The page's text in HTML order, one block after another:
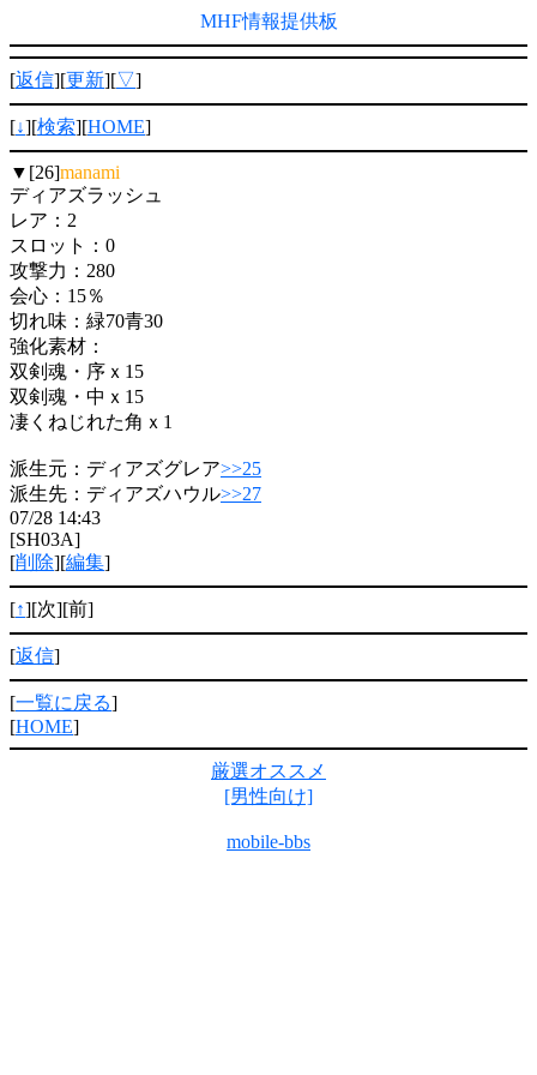
MHF情報提供板
[返信][更新][▽]
[↓][検索][HOME]
▼[26]manami
ディアズラッシュ
レア：2
スロット：0
攻撃力：280
会心：15％
切れ味：緑70青30
強化素材：
双剣魂・序ｘ15
双剣魂・中ｘ15
凄くねじれた角ｘ1
派生元：ディアズグレア>>25
派生先：ディアズハウル>>27
07/28 14:43
[SH03A]
[削除][編集]
[↑][次][前]
[返信]
[一覧に戻る]
[HOME]
厳選オススメ
[男性向け]
mobile-bbs